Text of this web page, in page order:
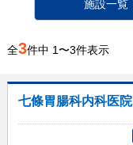
施設一覧
全3件中 1〜3件表示
七條胃腸科内科医院